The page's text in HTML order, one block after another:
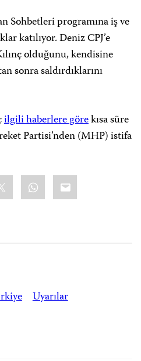
Sohbetleri programına iş ve
katılıyor. Deniz CPJ’e
olduğunu, kendisine
sonra saldırdıklarını
ilgili haberlere görekısa süre
Partisi’nden (MHP) istifa
WhatsApp
Email
Uyarılar